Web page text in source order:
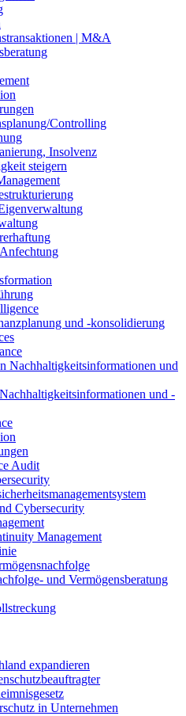
| M&A
Controlling
Insolvenz
steigern
und -konsolidierung
Nachhaltigkeitsinformationen und
und -
Audit
Cybersecurity
Management
und Vermögensberatung
expandieren
in Unternehmen